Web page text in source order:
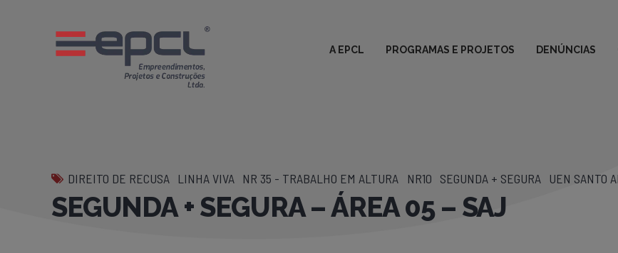
A EPCL PROGRAMAS E PROJETOS DENÚNCIAS
DIREITO DE RECUSA LINHA VIVA NR 35 - TRABALHO EM ALTURA NR10 SEGUNDA + SEGURA UEN SANTO
SEGUNDA + SEGURA – ÁREA 05 – SAJ